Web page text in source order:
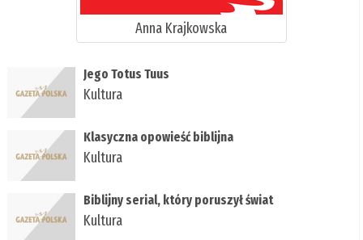
Anna Krajkowska
Jego Totus Tuus
Kultura
Klasyczna opowieść biblijna
Kultura
Biblijny serial, który poruszył świat
Kultura